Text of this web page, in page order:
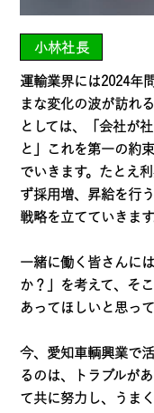
小林社長
運輸業界には2024年
まな変化の波が訪れ
としては、「会社が
と」これを第一の約
でいきます。たとえ
ず採用増、昇給を行
戦略を立てていきます
一緒に働く皆さんに
か？」を考えて、そ
あってほしいと思って
今、愛知車輌興業で
るのは、トラブルが
て共に努力し、うま